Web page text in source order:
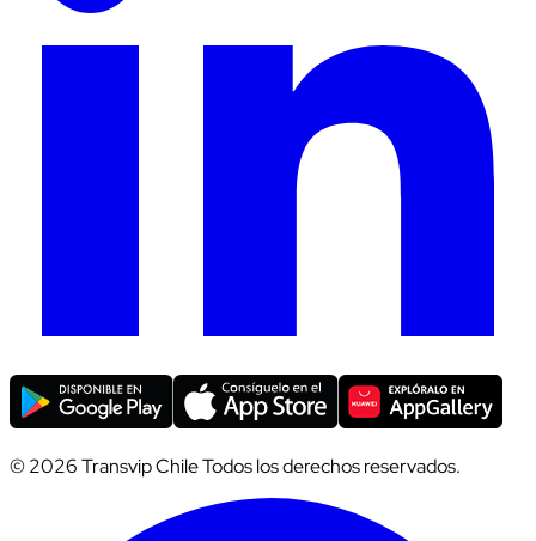
© 2026 Transvip Chile Todos los derechos reservados.